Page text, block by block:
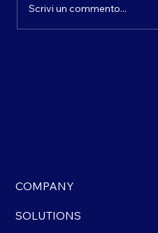
Scrivi un commento...
COMPANY
SOLUTIONS